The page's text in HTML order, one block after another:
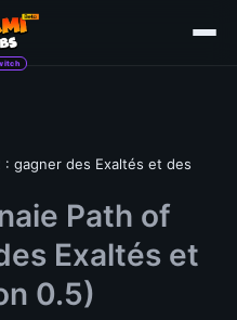
gagner des Exaltés et des
Path of
Exaltés et
0.5)